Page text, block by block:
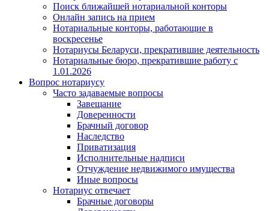
Поиск ближайшей нотариальной конторы
Онлайн запись на прием
Нотариальные конторы, работающие в
воскресенье
Нотариусы Беларуси, прекратившие деятельность
Нотариальные бюро, прекратившие работу с
1.01.2026
Вопрос нотариусу
Часто задаваемые вопросы
Завещание
Доверенности
Брачный договор
Наследство
Приватизация
Исполнительные надписи
Отчуждение недвижимого имущества
Иные вопросы
Нотариус отвечает
Брачные договоры